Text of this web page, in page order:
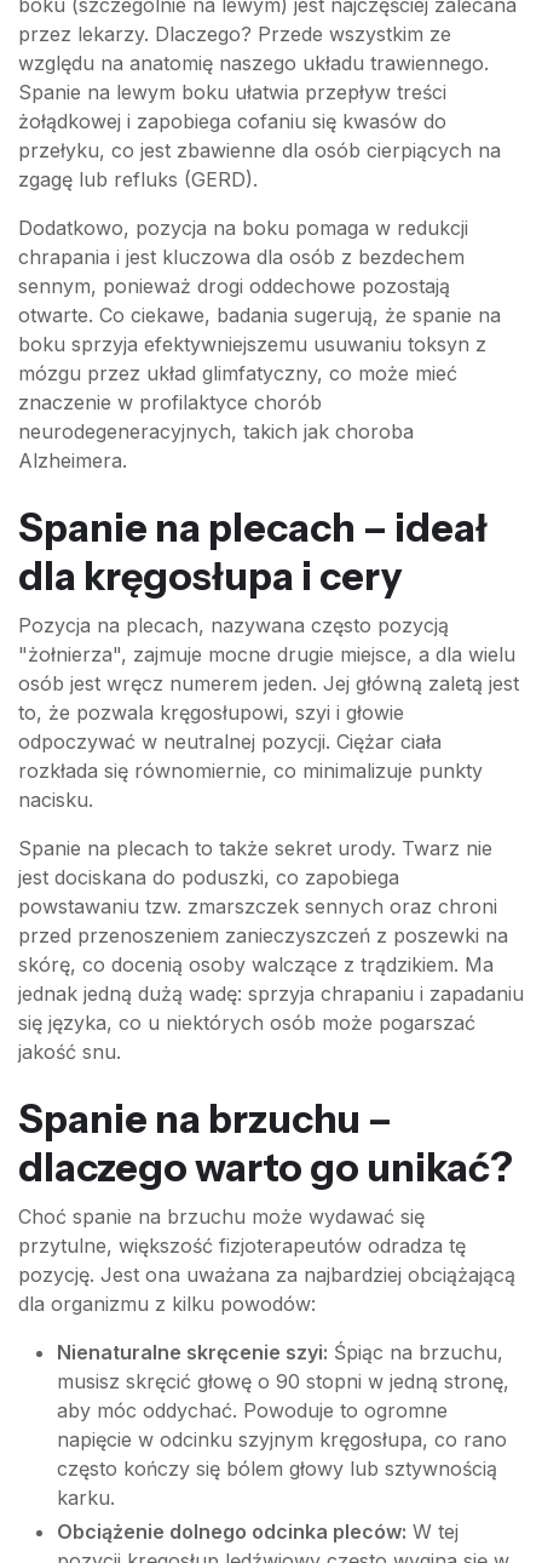
boku (szczególnie na lewym) jest najczęściej zalecana
przez lekarzy. Dlaczego? Przede wszystkim ze
względu na anatomię naszego układu trawiennego.
Spanie na lewym boku ułatwia przepływ treści
żołądkowej i zapobiega cofaniu się kwasów do
przełyku, co jest zbawienne dla osób cierpiących na
zgagę lub refluks (GERD).
Dodatkowo, pozycja na boku pomaga w redukcji
chrapania i jest kluczowa dla osób z bezdechem
sennym, ponieważ drogi oddechowe pozostają
otwarte. Co ciekawe, badania sugerują, że spanie na
boku sprzyja efektywniejszemu usuwaniu toksyn z
mózgu przez układ glimfatyczny, co może mieć
znaczenie w profilaktyce chorób
neurodegeneracyjnych, takich jak choroba
Alzheimera.
Spanie na plecach – ideał
dla kręgosłupa i cery
Pozycja na plecach, nazywana często pozycją
"żołnierza", zajmuje mocne drugie miejsce, a dla wielu
osób jest wręcz numerem jeden. Jej główną zaletą jest
to, że pozwala kręgosłupowi, szyi i głowie
odpoczywać w neutralnej pozycji. Ciężar ciała
rozkłada się równomiernie, co minimalizuje punkty
nacisku.
Spanie na plecach to także sekret urody. Twarz nie
jest dociskana do poduszki, co zapobiega
powstawaniu tzw. zmarszczek sennych oraz chroni
przed przenoszeniem zanieczyszczeń z poszewki na
skórę, co docenią osoby walczące z trądzikiem. Ma
jednak jedną dużą wadę: sprzyja chrapaniu i zapadaniu
się języka, co u niektórych osób może pogarszać
jakość snu.
Spanie na brzuchu –
dlaczego warto go unikać?
Choć spanie na brzuchu może wydawać się
przytulne, większość fizjoterapeutów odradza tę
pozycję. Jest ona uważana za najbardziej obciążającą
dla organizmu z kilku powodów:
Nienaturalne skręcenie szyi: Śpiąc na brzuchu,
musisz skręcić głowę o 90 stopni w jedną stronę,
aby móc oddychać. Powoduje to ogromne
napięcie w odcinku szyjnym kręgosłupa, co rano
często kończy się bólem głowy lub sztywnością
karku.
Obciążenie dolnego odcinka pleców: W tej